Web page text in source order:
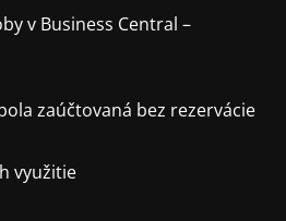
v Business Central –
zaúčtovaná bez rezervácie
využitie